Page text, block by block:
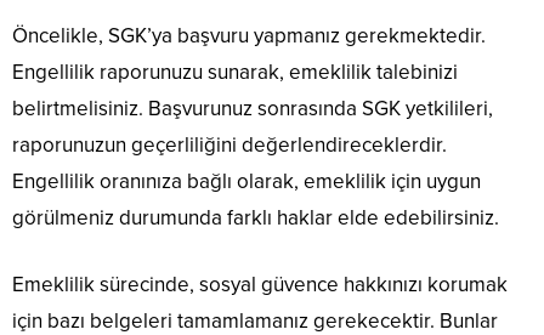
Öncelikle, SGK’ya başvuru yapmanız gerekmektedir.
Engellilik raporunuzu sunarak, emeklilik talebinizi
belirtmelisiniz. Başvurunuz sonrasında SGK yetkilileri,
raporunuzun geçerliliğini değerlendireceklerdir.
Engellilik oranınıza bağlı olarak, emeklilik için uygun
görülmeniz durumunda farklı haklar elde edebilirsiniz.
Emeklilik sürecinde, sosyal güvence hakkınızı korumak
için bazı belgeleri tamamlamanız gerekecektir. Bunlar